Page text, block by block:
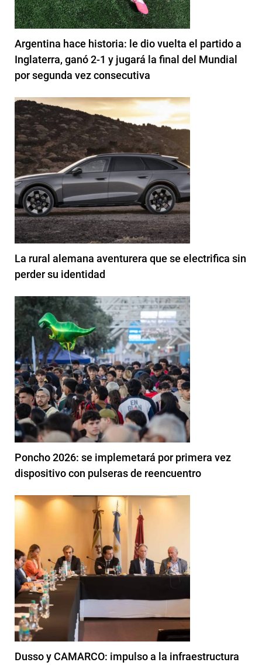
Argentina hace historia: le dio vuelta el partido a
Inglaterra, ganó 2-1 y jugará la final del Mundial
por segunda vez consecutiva
La rural alemana aventurera que se electrifica sin
perder su identidad
Poncho 2026: se implemetará por primera vez
dispositivo con pulseras de reencuentro
Dusso y CAMARCO: impulso a la infraestructura